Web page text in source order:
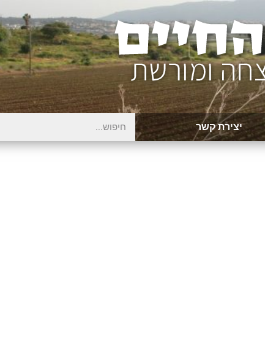
יצירת קשר